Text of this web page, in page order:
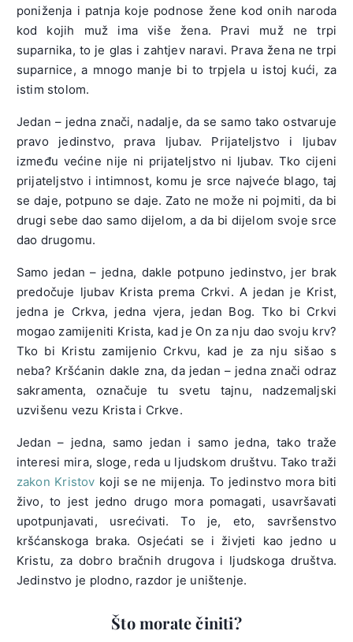
poniženja i patnja koje podnose žene kod onih naroda
kod kojih muž ima više žena. Pravi muž ne trpi
suparnika, to je glas i zahtjev naravi. Prava žena ne trpi
suparnice, a mnogo manje bi to trpjela u istoj kući, za
istim stolom.
Jedan – jedna znači, nadalje, da se samo tako ostvaruje
pravo jedinstvo, prava ljubav. Prijateljstvo i ljubav
između većine nije ni prijateljstvo ni ljubav. Tko cijeni
prijateljstvo i intimnost, komu je srce najveće blago, taj
se daje, potpuno se daje. Zato ne može ni pojmiti, da bi
drugi sebe dao samo dijelom, a da bi dijelom svoje srce
dao drugomu.
Samo jedan – jedna, dakle potpuno jedinstvo, jer brak
predočuje ljubav Krista prema Crkvi. A jedan je Krist,
jedna je Crkva, jedna vjera, jedan Bog. Tko bi Crkvi
mogao zamijeniti Krista, kad je On za nju dao svoju krv?
Tko bi Kristu zamijenio Crkvu, kad je za nju sišao s
neba? Kršćanin dakle zna, da jedan – jedna znači odraz
sakramenta, označuje tu svetu tajnu, nadzemaljski
uzvišenu vezu Krista i Crkve.
Jedan – jedna, samo jedan i samo jedna, tako traže
interesi mira, sloge, reda u ljudskom društvu. Tako traži
zakon Kristov koji se ne mijenja. To jedinstvo mora biti
živo, to jest jedno drugo mora pomagati, usavršavati
upotpunjavati, usrećivati. To je, eto, savršenstvo
kršćanskoga braka. Osjećati se i živjeti kao jedno u
Kristu, za dobro bračnih drugova i ljudskoga društva.
Jedinstvo je plodno, razdor je uništenje.
Što morate činiti?